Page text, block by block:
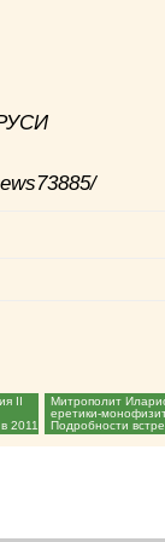
II
2011
Митрополит
еретики-
Подробности